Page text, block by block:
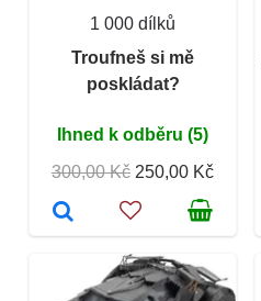
1 000 dílků
Troufneš si mě
poskládat?
Ihned k odběru (5)
300,00 Kč 250,00 Kč